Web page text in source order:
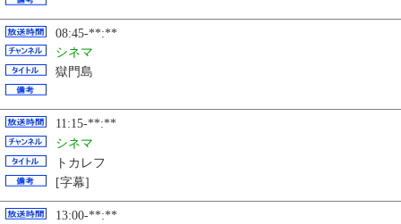
08:45-**:**
シネマ
獄門島
11:15-**:**
シネマ
トカレフ
[字幕]
13:00-**:**